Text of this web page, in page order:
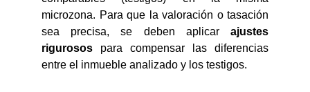
microzona. Para que la valoración o tasación
sea precisa, se deben aplicar ajustes
rigurosos para compensar las diferencias
entre el inmueble analizado y los testigos.